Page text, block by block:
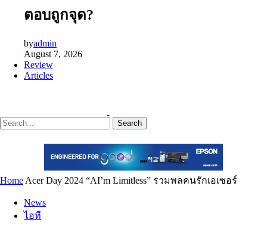
ตอบถูกจุด?
byadmin
August 7, 2026
Review
Articles
Search
Home Acer Day 2024 “AI’m Limitless” รวมพลคนรักเอเซอร์
News
ไอที